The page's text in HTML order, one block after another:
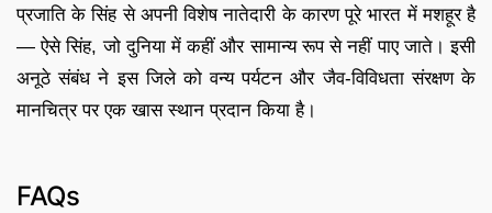
प्रजाति के सिंह से अपनी विशेष नातेदारी के कारण पूरे भारत में मशहूर है
— ऐसे सिंह, जो दुनिया में कहीं और सामान्य रूप से नहीं पाए जाते। इसी
अनूठे संबंध ने इस जिले को वन्य पर्यटन और जैव-विविधता संरक्षण के
मानचित्र पर एक खास स्थान प्रदान किया है।
FAQs